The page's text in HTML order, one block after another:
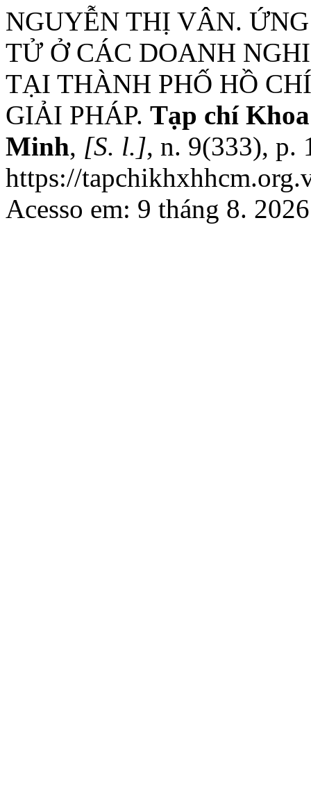
NGUYỄN THỊ VÂN.
TỬ Ở CÁC DOANH
TẠI THÀNH PHỐ HỒ
GIẢI PHÁP. Tạp chí
Minh, [S. l.], n. 9(333), p.
https://
Acesso em: 9 tháng 8.